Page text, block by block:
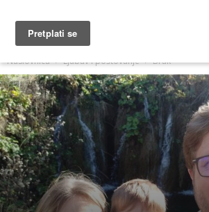
MUŽEVNI BUDITE
Naslovnica Ljubav i poštovanje Brak